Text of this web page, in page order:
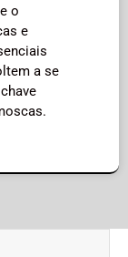
o
e
a se